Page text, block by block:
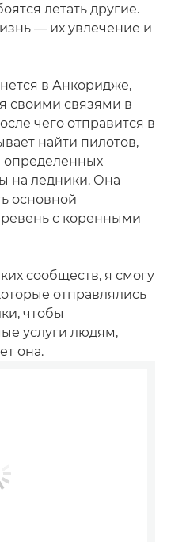
летать другие.
— их увлечение и
в Анкоридже,
своими связями в
чего отправится в
найти пилотов,
на ледники. Она
основной
с коренными
сообществ, я смогу
отправлялись
чтобы
услуги людям,
она.